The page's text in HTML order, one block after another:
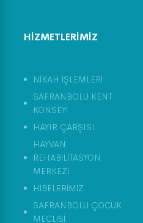
HİZMETLERİMİZ
NİKAH İŞLEMLERİ
SAFRANBOLU KENT
KONSEYİ
HAYIR ÇARŞISI
HAYVAN
REHABİLİTASYON
MERKEZİ
HİBELERİMİZ
SAFRANBOLU ÇOCUK
MECLİSİ